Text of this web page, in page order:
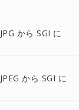
JPG から SGI に
JPEG から SGI に